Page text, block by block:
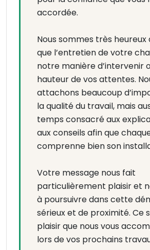
accordée.
Nous sommes très heureux
que l’entretien de votre
notre manière d’intervenir
hauteur de vos attentes.
attachons beaucoup
la qualité du travail, mais
temps consacré aux
aux conseils afin que
comprenne bien son
Votre message nous fait
particulièrement plaisir et
à poursuivre dans cette
sérieux et de proximité. Ce
plaisir que nous vous
lors de vos prochains